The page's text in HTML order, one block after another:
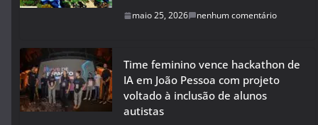
maio 25, 2026 nenhum comentário
Time feminino vence hackathon de
IA em João Pessoa com projeto
voltado à inclusão de alunos
autistas